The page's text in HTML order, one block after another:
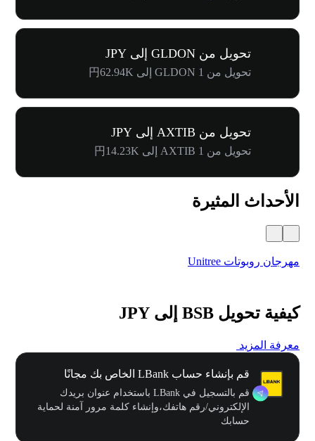
تحويل من GLDON إلى JPY
تحويل من 1 GLDON إلى 円62.94K
تحويل من AXTIB إلى JPY
تحويل من 1 AXTIB إلى 円14.23K
الأحداث المثيرة
مهرجان روبوتات Unitree
كيفية تحويل BSB إلى JPY
معرفة المزيد
قم بإنشاء حساب LBank الخاص بك مجانًا
قم بالتسجيل في LBank باستخدام عنوان بريدك
الإلكتروني/رقم هاتفك،وإنشاء كلمة مرور آمنة لحماية
حسابك